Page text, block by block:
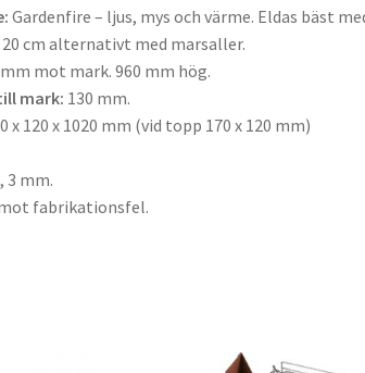
Gardenfire – ljus, mys och värme. Eldas bäst
cm alternativt med marsaller.
mm mot mark. 960 mm hög.
mark: 130 mm.
x 120 x 1020 mm (vid topp 170 x 120 mm)
3 mm.
fabrikationsfel.